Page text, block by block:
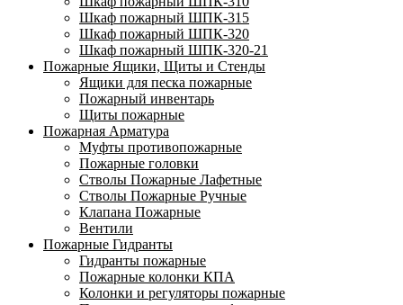
Шкаф пожарный ШПК-315
Шкаф пожарный ШПК-320
Шкаф пожарный ШПК-320-21
Пожарные Ящики, Щиты и Стенды
Ящики для песка пожарные
Пожарный инвентарь
Щиты пожарные
Пожарная Арматура
Муфты противопожарные
Пожарные головки
Стволы Пожарные Лафетные
Стволы Пожарные Ручные
Клапана Пожарные
Вентили
Пожарные Гидранты
Гидранты пожарные
Пожарные колонки КПА
Колонки и регуляторы пожарные